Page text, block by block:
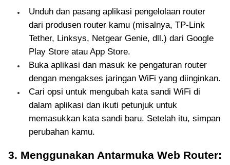
Unduh dan pasang aplikasi pengelolaan router
dari produsen router kamu (misalnya, TP-Link
Tether, Linksys, Netgear Genie, dll.) dari Google
Play Store atau App Store.
Buka aplikasi dan masuk ke pengaturan router
dengan mengakses jaringan WiFi yang diinginkan.
Cari opsi untuk mengubah kata sandi WiFi di
dalam aplikasi dan ikuti petunjuk untuk
memasukkan kata sandi baru. Setelah itu, simpan
perubahan kamu.
3. Menggunakan Antarmuka Web Router: